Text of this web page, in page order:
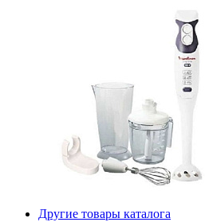
Другие товары каталога